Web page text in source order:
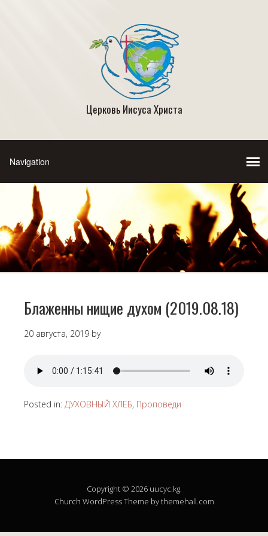
Церковь Иисуса Христа
Блаженны нищие духом (2019.08.18)
20 августа, 2019 by
Posted in: ДУХОВНЫЙ ХЛЕБ, Проповеди
Copyright © 2026 uucyc.kg.
Church WordPress Theme by themehall.com